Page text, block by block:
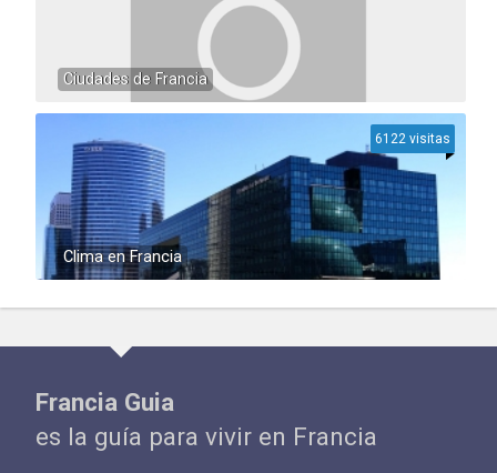
Ciudades de Francia
Clima en Francia
6122 visitas
Francia Guia
es la guía para vivir en Francia